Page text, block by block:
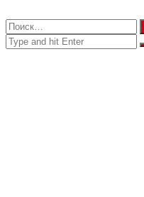
Close
Найти:
Close